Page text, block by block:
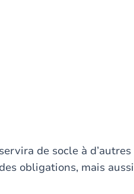
de socle à d’autres
obligations, mais aussi